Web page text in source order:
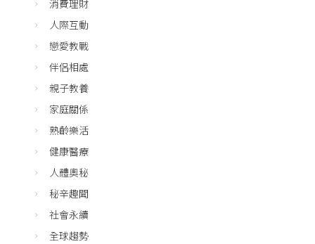
消費理財
人際互動
戀愛教戰
伴侶相處
親子教養
家庭關係
熟齡樂活
健康醫療
人體奧秘
秘辛趣聞
社會永續
全球趨勢